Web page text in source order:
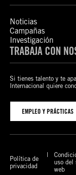
Noticias
Campañas
Investigación
TRABAJA CON
Si tienes talento y te
Internacional quiere
EMPLEO Y PRÁCTICAS
Política de
privacidad
uso del
web